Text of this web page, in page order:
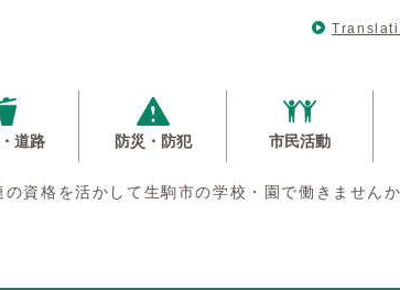
道路 防災・防犯 市民活動
資格を活かして生駒市の学校・園で働きません